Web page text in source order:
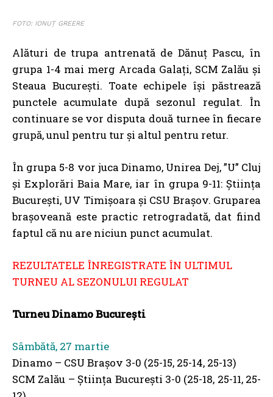
FOTO: IONUȚ GREERE
Alături de trupa antrenată de Dănuț Pascu, în
grupa 1-4 mai merg Arcada Galați, SCM Zalău și
Steaua București. Toate echipele își păstrează
punctele acumulate după sezonul regulat. În
continuare se vor disputa două turnee în fiecare
grupă, unul pentru tur și altul pentru retur.
În grupa 5-8 vor juca Dinamo, Unirea Dej, ”U” Cluj
și Explorări Baia Mare, iar în grupa 9-11: Știința
București, UV Timișoara și CSU Brașov. Gruparea
brașoveană este practic retrogradată, dat fiind
faptul că nu are niciun punct acumulat.
REZULTATELE ÎNREGISTRATE ÎN ULTIMUL
TURNEU AL SEZONULUI REGULAT
Turneu Dinamo București
Sâmbătă, 27 martie
Dinamo – CSU Brașov 3-0 (25-15, 25-14, 25-13)
SCM Zalău – Știința București 3-0 (25-18, 25-11, 25-